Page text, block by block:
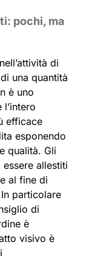
pochi, ma
di
una quantità
è uno
efficace
esponendo
qualità. Gli
allestiti
al fine di
particolare
di
è
visivo è